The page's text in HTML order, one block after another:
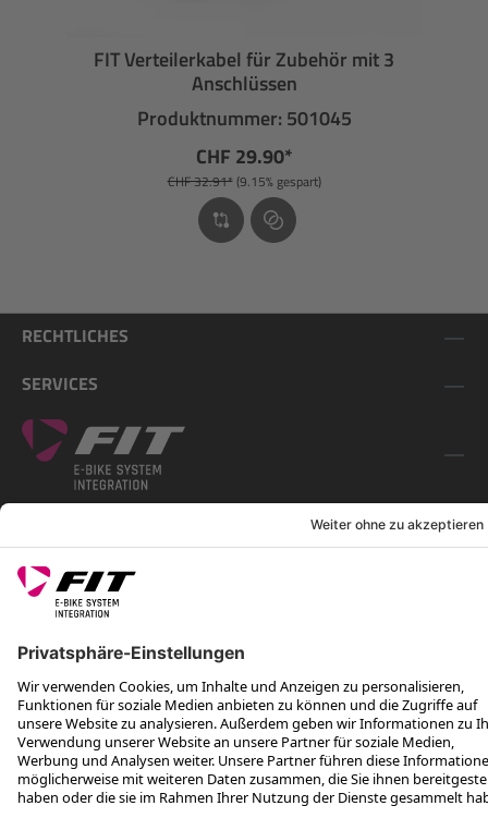
FIT Verteilerkabel für Zubehör mit 3
Anschlüssen
Produktnummer: 501045
CHF 29.90*
CHF 32.91*(9.15% gespart)
RECHTLICHES
SERVICES
FOLGE UNS AUF
*Unverbindliche Preisempfehlung inkl. MwSt. zzgl. Versandkosten und
VEG
Rotax Bike Technology AG © 2025